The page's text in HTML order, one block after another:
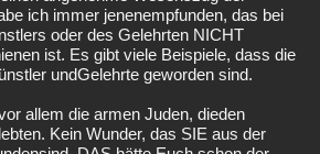
ich immer jenenempfunden, das bei
oder des Gelehrten NICHT
ist. Es gibt viele Beispiele, dass die
undGelehrte geworden sind.
allem die armen Juden, dieden
Kein Wunder, das SIE aus der